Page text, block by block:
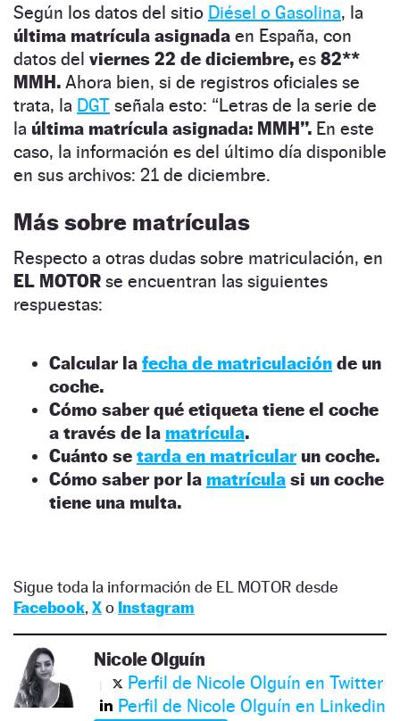
Según los datos del sitio Diésel o Gasolina, la
última matrícula asignada en España, con
datos del viernes 22 de diciembre, es 82**
MMH. Ahora bien, si de registros oficiales se
trata, la DGT señala esto: “Letras de la serie de
la última matrícula asignada: MMH”. En este
caso, la información es del último día disponible
en sus archivos: 21 de diciembre.
Más sobre matrículas
Respecto a otras dudas sobre matriculación, en
EL MOTOR se encuentran las siguientes
respuestas:
Calcular la fecha de matriculación de un
coche.
Cómo saber qué etiqueta tiene el coche
a través de la matrícula.
Cuánto se tarda en matricularun coche.
Cómo saber por la matrícula si un coche
tiene una multa.
Sigue toda la información de EL MOTOR desde
Facebook, Xo Instagram
Nicole Olguín
Perfil de Nicole Olguín en Twitter
Perfil de Nicole Olguín en Linkedin